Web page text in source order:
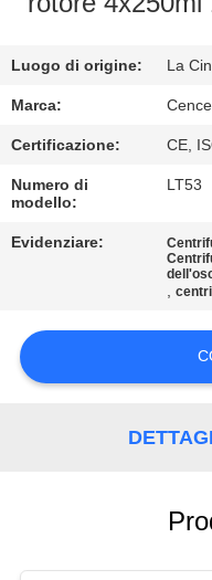
DELLA
QUALITÀ
CONTATTACI
NOTIZIE
VR
Luogo di origine: La
Marca:
Certificazione: CE,
Numero di
modello:
LT53
Evidenziare:
,